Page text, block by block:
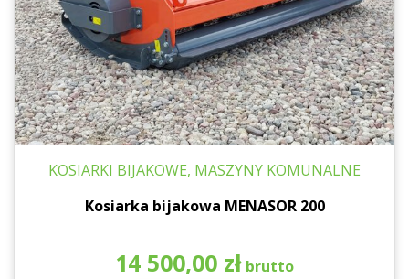
KOSIARKI BIJAKOWE, MASZYNY KOMUNALNE
Kosiarka bijakowa MENASOR 200
14 500,00 zł